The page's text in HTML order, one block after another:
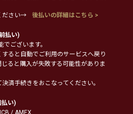
ださい→
後払いの詳細はこちら >
払い)
ございます。
ると自動でご利用のサービスへ戻り
ると購入が失敗する可能性がありま
済手続きをおこなってください。
払い)
/ AMEX